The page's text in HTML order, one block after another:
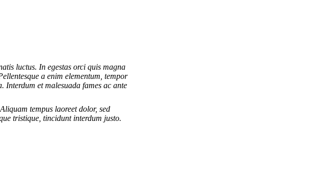
luctus. In egestas orci quis magna
a enim elementum, tempor
et malesuada fames ac ante
tempus laoreet dolor, sed
tristique, tincidunt interdum justo.